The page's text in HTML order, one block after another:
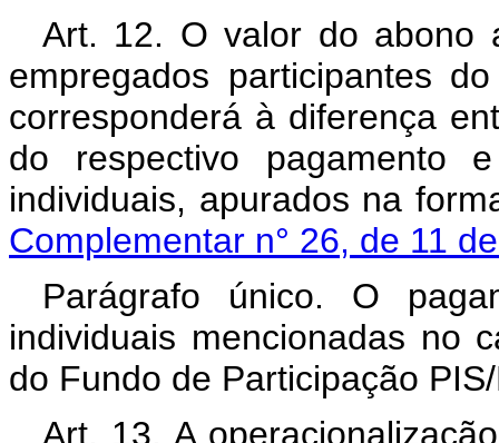
Art. 12. O valor do abono
empregados participantes
corresponderá à diferença
do respectivo pagamento
individuais, apurados na
Complementar n° 26, de 11
Parágrafo único. O
individuais mencionadas no
do Fundo de Participação
Art. 13. A